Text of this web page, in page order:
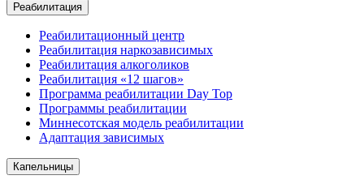
Реабилитация
Реабилитационный центр
Реабилитация наркозависимых
Реабилитация алкоголиков
Реабилитация «12 шагов»
Программа реабилитации Day Top
Программы реабилитации
Миннесотская модель реабилитации
Адаптация зависимых
Капельницы